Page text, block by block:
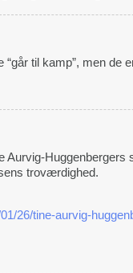
til kamp”, men de
Aurvig-Huggenbergers
troværdighed.
26/tine-aurvig-